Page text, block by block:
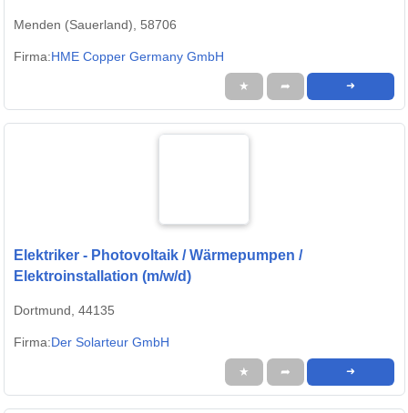
Menden (Sauerland), 58706
Firma:HME Copper Germany GmbH
★ ➦ ➜
Elektriker - Photovoltaik / Wärmepumpen /
Elektroinstallation (m/w/d)
Dortmund, 44135
Firma:Der Solarteur GmbH
★ ➦ ➜